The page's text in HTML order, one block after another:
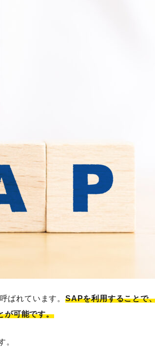
ばれています。SAPを利用することで
が可能です。
。